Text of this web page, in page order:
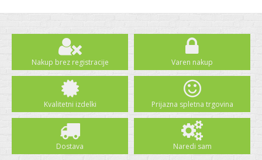
Nakup brez registracije Varen nakup
Kvalitetni izdelki Prijazna spletna trgovina
Dostava Naredi sam